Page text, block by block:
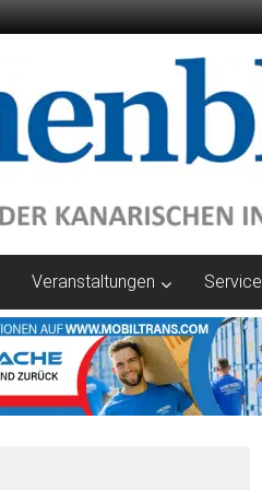
Veranstaltungen Service